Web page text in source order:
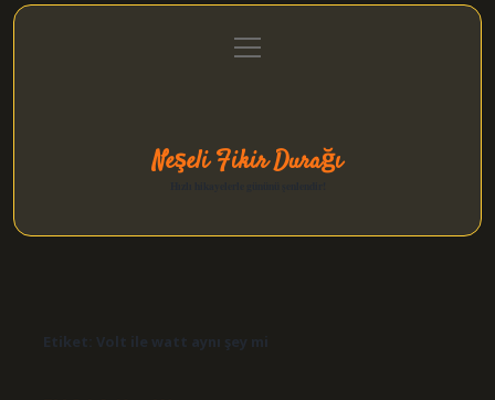
Gizlilik Politikası
menüyü
aç
Neşeli Fikir Durağı
Etiket: Volt ile watt aynı şey mi